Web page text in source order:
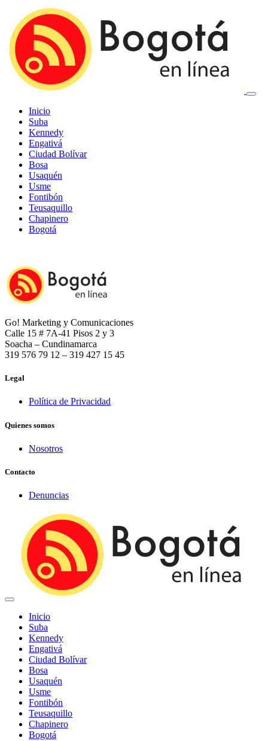
Inicio
Suba
Kennedy
Engativá
Ciudad Bolívar
Bosa
Usaquén
Usme
Fontibón
Teusaquillo
Chapinero
Bogotá
Go! Marketing y Comunicaciones
Calle 15 # 7A-41 Pisos 2 y 3
Soacha – Cundinamarca
319 576 79 12 – 319 427 15 45
Legal
Política de Privacidad
Quienes somos
Nosotros
Contacto
Denuncias
Inicio
Suba
Kennedy
Engativá
Ciudad Bolívar
Bosa
Usaquén
Usme
Fontibón
Teusaquillo
Chapinero
Bogotá